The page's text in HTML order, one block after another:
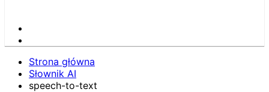
Strona główna
Słownik AI
speech-to-text